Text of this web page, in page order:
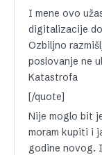
I mene ovo
digitalizacije
Ozbiljno
poslovanje ne
Katastrofa
[/quote]
Nije moglo bit
moram kupiti i
godine novog.